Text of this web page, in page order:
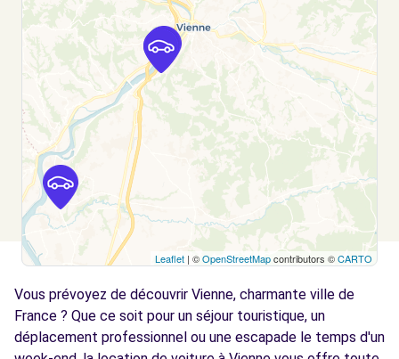
GIVORS, 69700
Voir l'agence
Free2move Rent - MS REMARKETING -
GRIGNY
10.9
104 RUE FLEURY JAY
GRIGNY, 69520
Voir l'agence
Free2Move Rent - BONNETON MOTORS -
13.5
km
ZA VARAMBON
ST-CLAIR-DU-RHONE, 38370
Leaflet | ©OpenStreetMapcontributors ©CARTO
Vous prévoyez de découvrir Vienne, charmante ville de
France ? Que ce soit pour un séjour touristique, un
déplacement professionnel ou une escapade le temps d'un